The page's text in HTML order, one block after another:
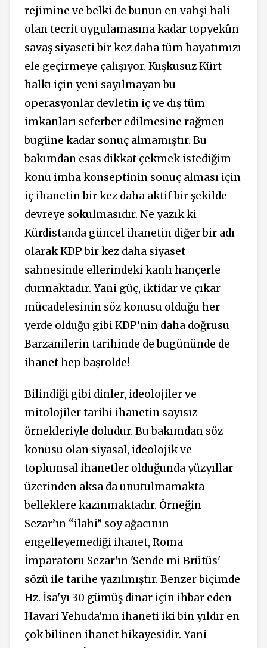
rejimine ve belki de bunun en vahşi hali
olan tecrit uygulamasına kadar topyekûn
savaş siyaseti bir kez daha tüm hayatımızı
ele geçirmeye çalışıyor. Kuşkusuz Kürt
halkı için yeni sayılmayan bu
operasyonlar devletin iç ve dış tüm
imkanları seferber edilmesine rağmen
bugüne kadar sonuç almamıştır. Bu
bakımdan esas dikkat çekmek istediğim
konu imha konseptinin sonuç alması için
iç ihanetin bir kez daha aktif bir şekilde
devreye sokulmasıdır. Ne yazık ki
Kürdistanda güncel ihanetin diğer bir adı
olarak KDP bir kez daha siyaset
sahnesinde ellerindeki kanlı hançerle
durmaktadır. Yani güç, iktidar ve çıkar
mücadelesinin söz konusu olduğu her
yerde olduğu gibi KDP’nin daha doğrusu
Barzanilerin tarihinde de bugününde de
ihanet hep başrolde!
Bilindiği gibi dinler, ideolojiler ve
mitolojiler tarihi ihanetin sayısız
örnekleriyle doludur. Bu bakımdan söz
konusu olan siyasal, ideolojik ve
toplumsal ihanetler olduğunda yüzyıllar
üzerinden aksa da unutulmamakta
belleklere kazınmaktadır. Örneğin
Sezar’ın “ilahi” soy ağacının
engelleyemediği ihanet, Roma
İmparatoru Sezar'ın 'Sende mi Brütüs'
sözü ile tarihe yazılmıştır. Benzer biçimde
Hz. İsa'yı 30 gümüş dinar için ihbar eden
Havari Yehuda'nın ihaneti iki bin yıldır en
çok bilinen ihanet hikayesidir. Yani